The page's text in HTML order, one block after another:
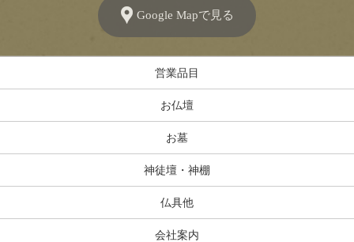
Google Mapで見る
営業品目
お仏壇
お墓
神徒壇・神棚
仏具他
会社案内